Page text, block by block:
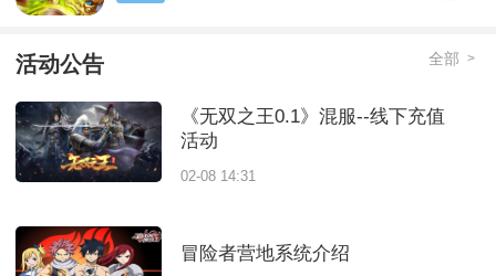
活动公告 全部 >
《无双之王0.1》混服--线下充值
活动
02-08 14:31
冒险者营地系统介绍